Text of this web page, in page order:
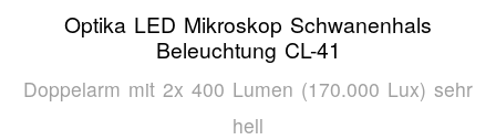
Optika LED Mikroskop Schwanenhals
Beleuchtung CL-41
Doppelarm mit 2x 400 Lumen (170.000 Lux) sehr
hell